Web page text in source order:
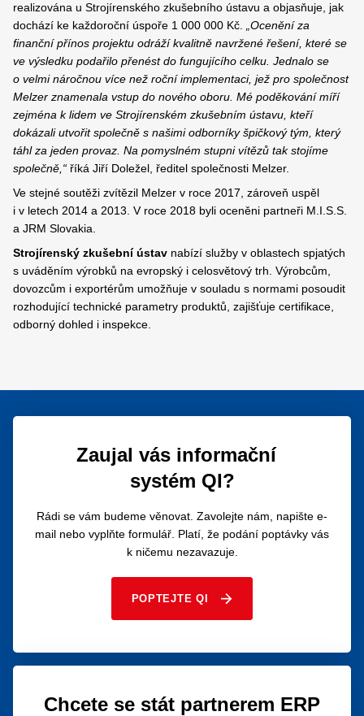
realizována u Strojírenského zkušebního ústavu a objasňuje, jak
dochází ke každoroční úspoře 1 000 000 Kč.
„Ocenění za
finanční přínos projektu odráží kvalitně navržené řešení, které se
ve výsledku podařilo přenést do fungujícího celku. Jednalo se
o velmi náročnou více než roční implementaci, jež pro společnost
Melzer znamenala vstup do nového oboru. Mé poděkování míří
zejména k lidem ve Strojírenském zkušebním ústavu, kteří
dokázali utvořit společně s našimi odborníky špičkový tým, který
táhl za jeden provaz. Na pomyslném stupni vítězů tak stojíme
společně,“ říká Jiří Doležel, ředitel společnosti Melzer.
Ve stejné soutěži zvítězil Melzer v roce 2017, zároveň uspěl
i v letech 2014 a 2013. V roce 2018 byli oceněni partneři M.I.S.S.
a JRM Slovakia.
Strojírenský zkušební ústav nabízí služby v oblastech spjatých
s uváděním výrobků na evropský i celosvětový trh. Výrobcům,
dovozcům i exportérům umožňuje v souladu s normami posoudit
rozhodující technické parametry produktů, zajišťuje certifikace,
odborný dohled i inspekce.
Zaujal vás informační
systém QI?
Rádi se vám budeme věnovat. Zavolejte nám, napište e-
mail nebo vyplňte formulář. Platí, že podání poptávky vás
k ničemu nezavazuje.
POPTEJTE QI
Chcete se stát partnerem ERP